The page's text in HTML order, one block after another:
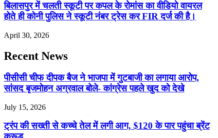
बिलासपुर में चलती स्कूटी पर कपल के रोमांस का वीडियो वायरल
होते ही कोनी पुलिस ने स्कूटी नंबर ट्रेस कर FIR दर्ज की है।
April 30, 2026
Recent News
पीसीसी चीफ दीपक बैज ने भाजपा में गुटबाजी का लगाया आरोप,
सांसद बृजमोहन अग्रवाल बोले- कांग्रेस पहले खुद को देखे
July 15, 2026
ट्रंप की सख्ती से कच्चे तेल में लगी आग, $120 के पार पहुंचा ब्रेंट